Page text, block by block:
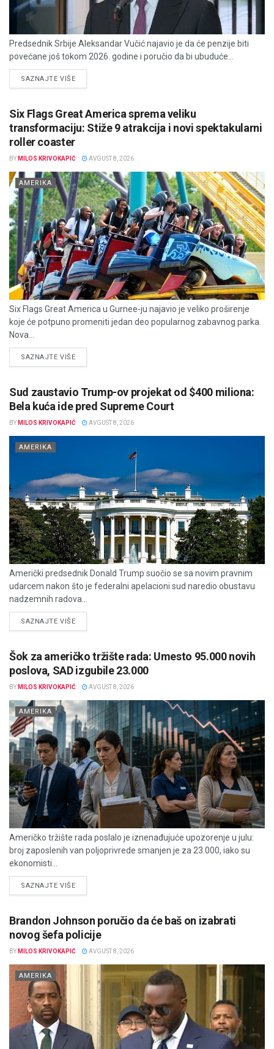
Predsednik Srbije Aleksandar Vučić najavio je da će penzije biti
povećane još tokom 2026. godine i poručio da bi ubuduće...
SAZNAJTE VIŠEDETAILS
Six Flags Great America sprema veliku
transformaciju: Stiže 9 atrakcija i novi spektakularni
roller coaster
BY MILOS KRIVOKAPIĆ AVGUST 8, 2026
AMERIKA
Six Flags Great America u Gurnee-ju najavio je veliko proširenje
koje će potpuno promeniti jedan deo popularnog zabavnog parka.
Nova...
SAZNAJTE VIŠEDETAILS
Sud zaustavio Trump-ov projekat od $400 miliona:
Bela kuća ide pred Supreme Court
BY MILOS KRIVOKAPIĆ AVGUST 8, 2026
AMERIKA
Američki predsednik Donald Trump suočio se sa novim pravnim
udarcem nakon što je federalni apelacioni sud naredio obustavu
nadzemnih radova...
SAZNAJTE VIŠEDETAILS
Šok za američko tržište rada: Umesto 95.000 novih
poslova, SAD izgubile 23.000
BY MILOS KRIVOKAPIĆ AVGUST 8, 2026
AMERIKA
Američko tržište rada poslalo je iznenađujuće upozorenje u julu:
broj zaposlenih van poljoprivrede smanjen je za 23.000, iako su
ekonomisti...
SAZNAJTE VIŠEDETAILS
Brandon Johnson poručio da će baš on izabrati
novog šefa policije
BY MILOS KRIVOKAPIĆ AVGUST 8, 2026
AMERIKA